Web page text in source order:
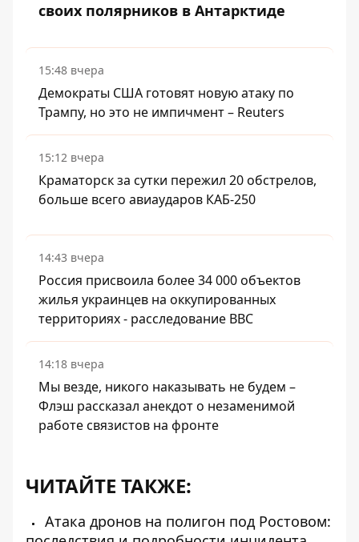
своих полярников в Антарктиде
15:48 вчера
Демократы США готовят новую атаку по
Трампу, но это не импичмент – Reuters
15:12 вчера
Краматорск за сутки пережил 20 обстрелов,
больше всего авиаударов КАБ-250
14:43 вчера
Россия присвоила более 34 000 объектов
жилья украинцев на оккупированных
территориях - расследование BBC
14:18 вчера
Мы везде, никого наказывать не будем –
Флэш рассказал анекдот о незаменимой
работе связистов на фронте
ЧИТАЙТЕ ТАКЖЕ:
Атака дронов на полигон под Ростовом: